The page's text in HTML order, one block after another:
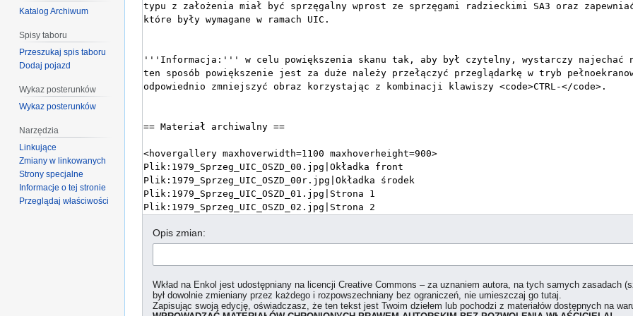
Opis zmian:
Wkład na Enkol jest udostępniany na licencji Creative Commons – za uznaniem autora, na tych samych zasadach
był dowolnie zmieniany przez każdego i rozpowszechniany bez ograniczeń, nie umieszczaj go tutaj.
Zapisując swoją edycję, oświadczasz, że ten tekst jest Twoim dziełem lub pochodzi z materiałów dostępnych na
Katalog Archiwum
Spisy taboru
Przeszukaj spis taboru
Dodaj pojazd
Wykaz posterunków
Wykaz posterunków
Narzędzia
Linkujące
Zmiany w linkowanych
Strony specjalne
Informacje o tej stronie
Przeglądaj właściwości